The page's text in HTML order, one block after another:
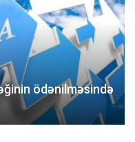
ödənilməsində